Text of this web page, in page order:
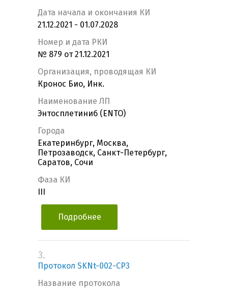
Дата начала и окончания КИ
21.12.2021 - 01.07.2028
Номер и дата РКИ
№ 879 от 21.12.2021
Организация, проводящая КИ
Кронос Био, Инк.
Наименование ЛП
Энтосплетиниб (ENTO)
Города
Екатеринбург, Москва,
Петрозаводск, Санкт-Петербург,
Саратов, Сочи
Фаза КИ
Подробнее
3.
Протокол SKNt-002-CP3
Название протокола